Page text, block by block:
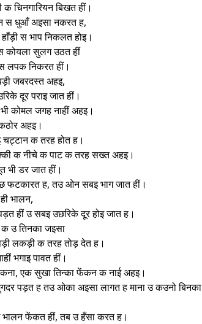
चिनगारियन बिखत हीं।
स धुआँ अइसा नकरत ह,
स भाप निकलत होइ।
कोयला सुलग उठत हीं
निकरत हीं।
जबरदस्त अहइ,
दूर पराइ जात हीं।
कोमल जगह नाहीं अहइ।
अहइ।
चट्टान क तरह होत ह।
क नीचे क पाट क तरह सख्त अहइ।
भी डर जात हीं।
फटकारत ह, तउ ओन सबइ भाग जात हीं।
भालन,
हीं उ सबइ उछरिके दूर होइ जात ह।
उ तिनका जइसा
लकड़ी क तरह तोड़ देत ह।
भगाइ पावत हीं।
एक सुखा तिन्का फेंकन क नाई अहइ।
पड़त ह तउ ओका अइसा लागत ह माना उ कउनो बिनका
फेंकत हीं, तब उ हँसा करत ह।